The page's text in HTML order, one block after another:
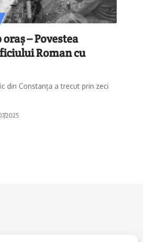
– Povestea
Roman cu
din Constanța a trecut prin zeci
2025